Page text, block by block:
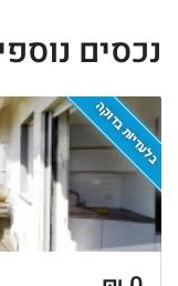
נכסים
בלעדיות בדוקה